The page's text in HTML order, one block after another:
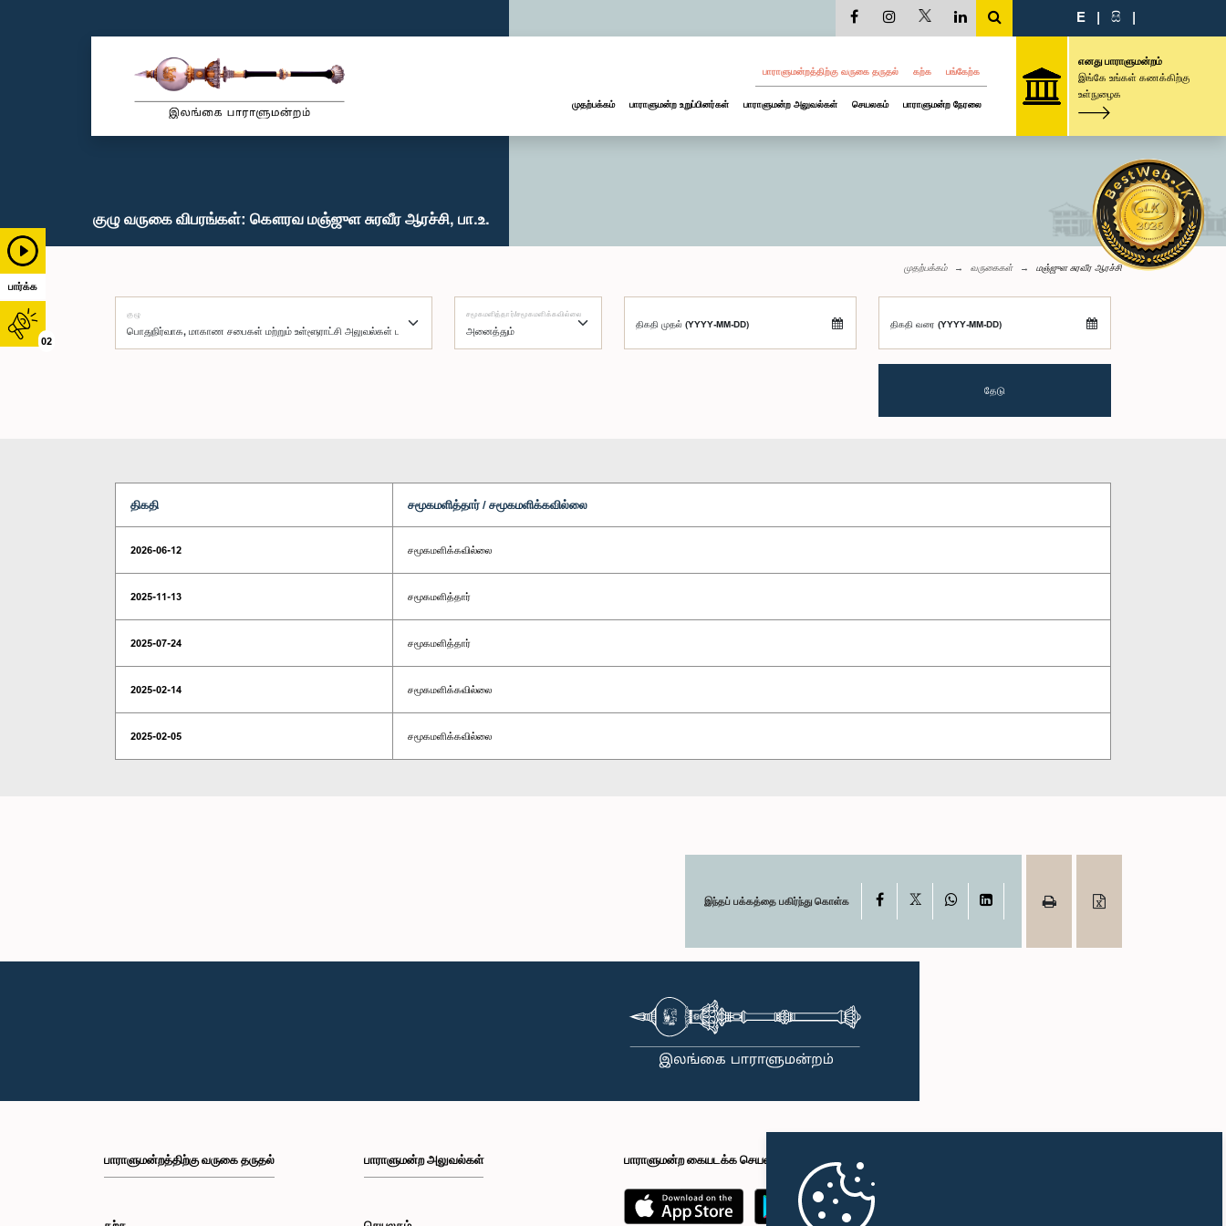
பார்க்க
02
E | සි |
பாராளுமன்றத்திற்கு வருகை தருதல் கற்க பங்கேற்க
முதற்பக்கம் பாராளுமன்ற உறுப்பினர்கள் பாராளுமன்ற அலுவல்கள் செயலகம் பாராளுமன்ற நேரலை
எனது பாராளுமன்றம்
இங்கே உங்கள் கணக்கிற்கு
உள்நுழைக
குழு வருகை விபரங்கள்: கௌரவ மஞ்ஜுள சுரவீர ஆரச்சி, பா.உ.
முதற்பக்கம் வருகைகள் மஞ்ஜுள சுரவீர ஆரச்சி
குழு சமூகமளித்தார்/சமூகமளிக்கவில்லை
திகதி முதல் (YYYY-MM-DD) திகதி வரை (YYYY-MM-DD)
தேடு
திகதி சமூகமளித்தார் / சமூகமளிக்கவில்லை
2026-06-12 சமூகமளிக்கவில்லை
2025-11-13 சமூகமளித்தார்
2025-07-24 சமூகமளித்தார்
2025-02-14 சமூகமளிக்கவில்லை
2025-02-05 சமூகமளிக்கவில்லை
இந்தப் பக்கத்தை பகிர்ந்து கொள்க Facebook WhatsAppLinkedIn
பாராளுமன்றத்திற்கு வருகை தருதல் பாராளுமன்ற அலுவல்கள் பாராளுமன்ற கையடக்க செயலி